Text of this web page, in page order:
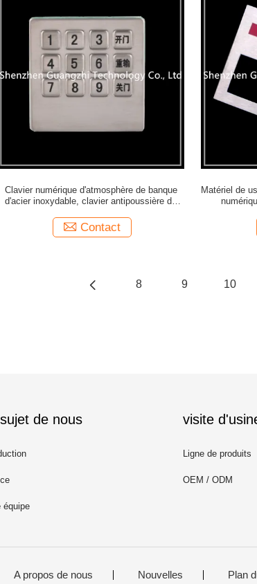
Clavier numérique d'atmosphère de banque
d'acier inoxydable, clavier antipoussière de
Contact
Matériel de
8 9 10
de nous
équipe
visite
Ligne de produits
OEM / ODM
A propos de nous Nouvelles Plan